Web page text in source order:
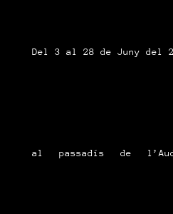
Del 3 al 28 de Juny del
al passadís de